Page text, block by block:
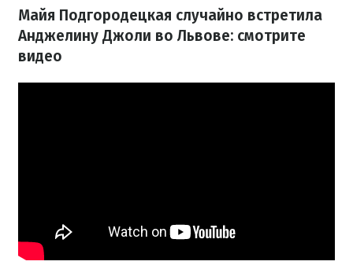
Майя Подгородецкая случайно встретила
Анджелину Джоли во Львове: смотрите
видео